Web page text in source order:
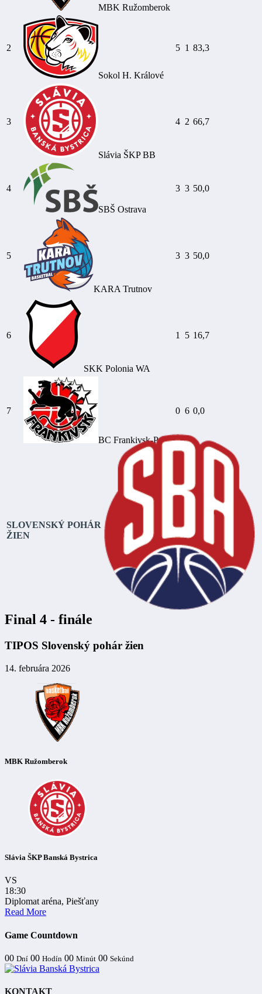
MBK Ružomberok
2
Sokol H. Králové
5 1 83,3
3
Slávia ŠKP BB
4 2 66,7
4
SBŠ Ostrava
3 3 50,0
5
KARA Trutnov
3 3 50,0
6
SKK Polonia WA
1 5 16,7
7
BC Frankivsk-Pryk.
0 6 0,0
SLOVENSKÝ POHÁR
ŽIEN
Final 4 - finále
TIPOS Slovenský pohár žien
14. februára 2026
MBK Ružomberok
Slávia ŠKP Banská Bystrica
VS
18:30
Diplomat aréna, Piešťany
Read More
Game Countdown
00 Dní 00 Hodín 00 Minút 00 Sekúnd
KONTAKT